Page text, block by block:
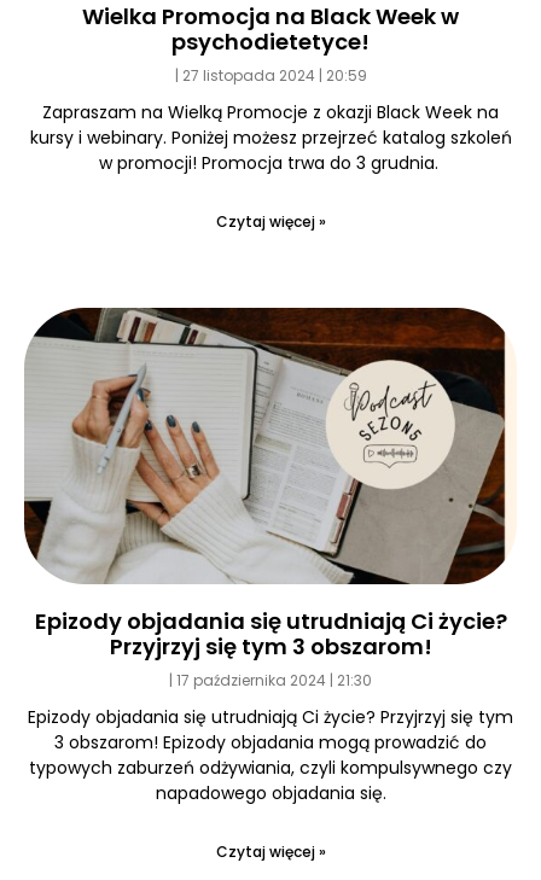
Wielka Promocja na Black Week w
psychodietetyce!
27 listopada 2024 20:59
Zapraszam na Wielką Promocje z okazji Black Week na
kursy i webinary. Poniżej możesz przejrzeć katalog szkoleń
w promocji! Promocja trwa do 3 grudnia.
Czytaj więcej »
Epizody objadania się utrudniają Ci życie?
Przyjrzyj się tym 3 obszarom!
17 października 2024 21:30
Epizody objadania się utrudniają Ci życie? Przyjrzyj się tym
3 obszarom! Epizody objadania mogą prowadzić do
typowych zaburzeń odżywiania, czyli kompulsywnego czy
napadowego objadania się.
Czytaj więcej »